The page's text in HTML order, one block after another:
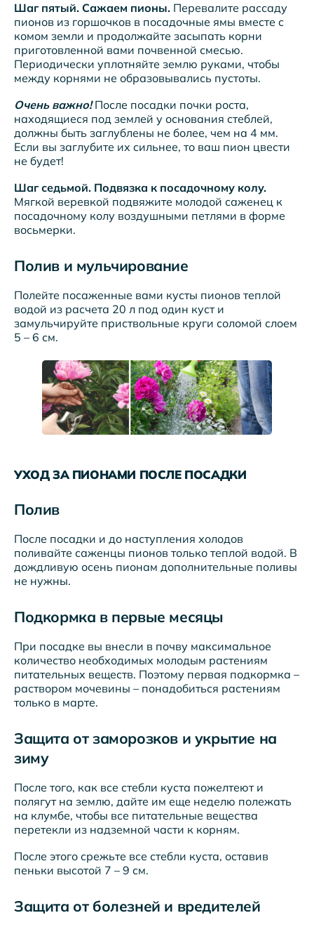
Шаг пятый. Сажаем пионы. Перевалите рассаду
пионов из горшочков в посадочные ямы вместе с
комом земли и продолжайте засыпать корни
приготовленной вами почвенной смесью.
Периодически уплотняйте землю руками, чтобы
между корнями не образовывались пустоты.
Очень важно!После посадки почки роста,
находящиеся под землей у основания стеблей,
должны быть заглублены не более, чем на 4 мм.
Если вы заглубите их сильнее, то ваш пион цвести
не будет!
Шаг седьмой. Подвязка к посадочному колу.
Мягкой веревкой подвяжите молодой саженец к
посадочному колу воздушными петлями в форме
восьмерки.
Полив и мульчирование
Полейте посаженные вами кусты пионов теплой
водой из расчета 20 л под один куст и
замульчируйте приствольные круги соломой слоем
5 – 6 см.
УХОД ЗА ПИОНАМИ ПОСЛЕ ПОСАДКИ
Полив
После посадки и до наступления холодов
поливайте саженцы пионов только теплой водой. В
дождливую осень пионам дополнительные поливы
не нужны.
Подкормка в первые месяцы
При посадке вы внесли в почву максимальное
количество необходимых молодым растениям
питательных веществ. Поэтому первая подкормка –
раствором мочевины – понадобиться растениям
только в марте.
Защита от заморозков и укрытие на
зиму
После того, как все стебли куста пожелтеют и
полягут на землю, дайте им еще неделю полежать
на клумбе, чтобы все питательные вещества
перетекли из надземной части к корням.
После этого срежьте все стебли куста, оставив
пеньки высотой 7 – 9 см.
Защита от болезней и вредителей